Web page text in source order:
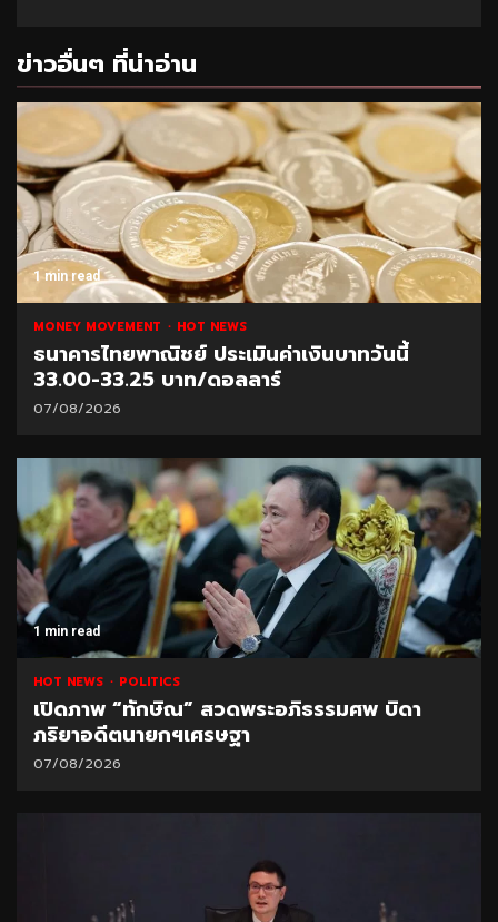
ข่าวอื่นๆ ที่น่าอ่าน
1 min read
MONEY MOVEMENT HOT NEWS
ธนาคารไทยพาณิชย์ ประเมินค่าเงินบาทวันนี้
33.00-33.25 บาท/ดอลลาร์
07/08/2026
1 min read
HOT NEWS POLITICS
เปิดภาพ “ทักษิณ” สวดพระอภิธรรมศพ บิดา
ภริยาอดีตนายกฯเศรษฐา
07/08/2026